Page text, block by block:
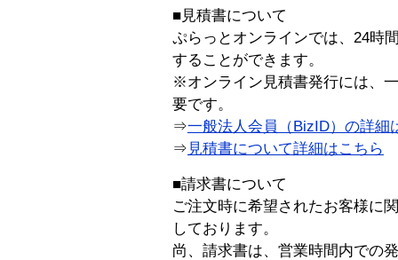
■見積書について
ぷらっとオンラインでは、24時
することができます。
※オンライン見積書発行には、
要です。
⇒一般法人会員（BizID）の詳細
⇒ 見積書について詳細はこちら
■請求書について
ご注文時に希望されたお客様に
しております。
尚、請求書は、営業時間内での